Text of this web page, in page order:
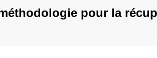
pour la